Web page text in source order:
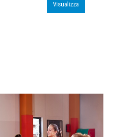
Visualizza